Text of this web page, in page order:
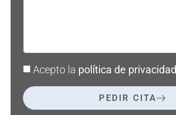
Acepto la política de privacidad
PEDIR CITA